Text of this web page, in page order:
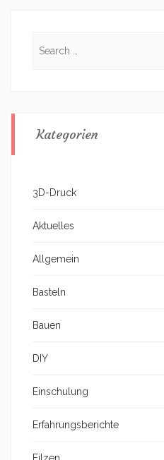
Kategorien
3D-Druck
Aktuelles
Allgemein
Basteln
Bauen
DIY
Einschulung
Erfahrungsberichte
Filzen